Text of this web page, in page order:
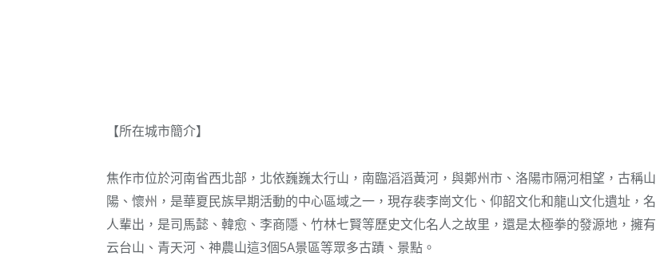
【所在城市簡介】
焦作市位於河南省西北部，北依巍巍太行山，南臨滔滔黃河，與鄭州市、洛陽市隔河相望，古稱山
陽、懷州，是華夏民族早期活動的中心區域之一，現存裴李崗文化、仰韶文化和龍山文化遺址，名
人輩出，是司馬懿、韓愈、李商隱、竹林七賢等歷史文化名人之故里，還是太極拳的發源地，擁有
云台山、青天河、神農山這3個5A景區等眾多古蹟、景點。